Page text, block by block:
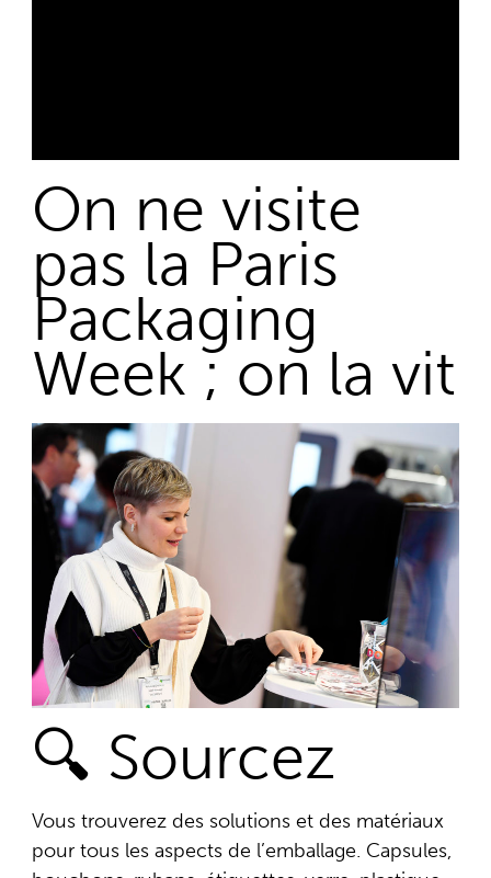
On ne visite
pas la Paris
Packaging
Week ; on la vit
🔍 Sourcez
Vous trouverez des solutions et des matériaux
pour tous les aspects de l’emballage. Capsules,